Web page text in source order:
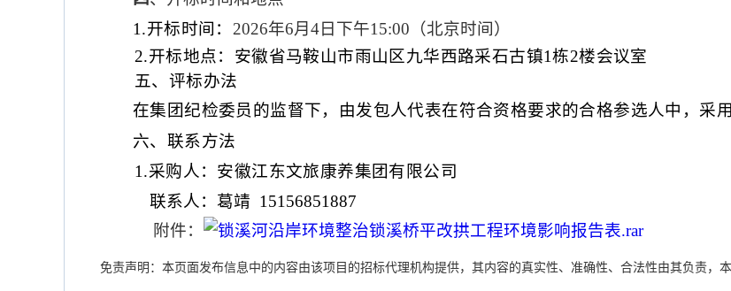
1.开标时间： 2026年6月 4日 下午15:00（北京时间）
2.开标地点： 安徽省马鞍山市雨山区九华西路采石古镇1栋2楼会议室
五、 评标办法
在集团纪检委员的监督下，由发包人代表在符合资格要求的合格参选人中，采
六、 联系方法
1.采购人：安徽江东文旅康养集团有限公司
联系人 ： 葛靖 15156851887
附件： 锁溪河沿岸环境整治锁溪桥平改拱工程环境影响报告表.rar
免责声明：本页面发布信息中的内容由该项目的招标代理机构提供，其内容的真实性、准确性、合法性由其负责，